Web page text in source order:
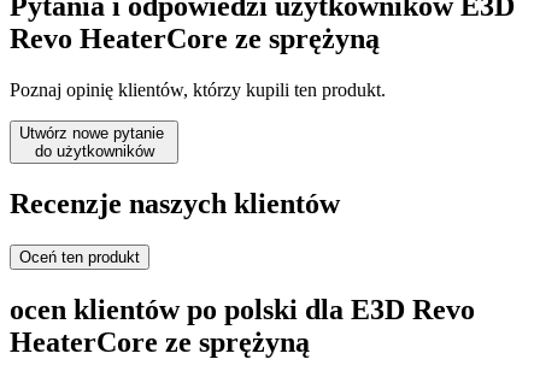
Pytania i odpowiedzi użytkowników E3D
Revo HeaterCore ze sprężyną
Poznaj opinię klientów, którzy kupili ten produkt.
Utwórz nowe pytanie
do użytkowników
Recenzje naszych klientów
Oceń ten produkt
ocen klientów po polski dla E3D Revo
HeaterCore ze sprężyną